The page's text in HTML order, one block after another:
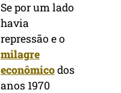
Se por um lado
havia
repressão e o
milagre
econômicodos
anos 1970